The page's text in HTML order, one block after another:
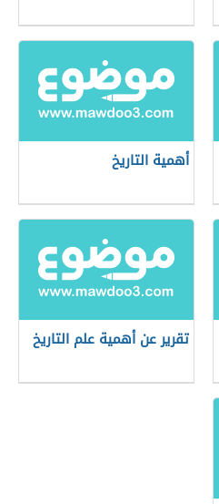
أهمية التاريخ
تقرير عن أهمية علم التاريخ